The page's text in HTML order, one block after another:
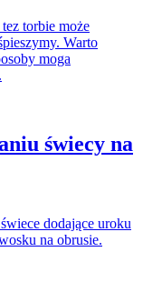
torbie może
Warto
moga
świecy na
dodające uroku
na obrusie.